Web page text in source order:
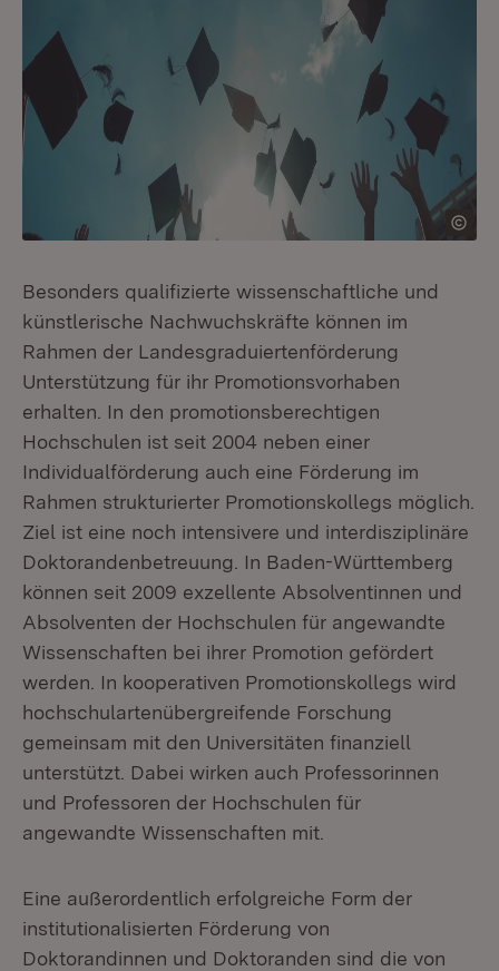
Besonders qualifizierte wissenschaftliche und
künstlerische Nachwuchskräfte können im
Rahmen der Landesgraduiertenförderung
Unterstützung für ihr Promotionsvorhaben
erhalten. In den promotionsberechtigen
Hochschulen ist seit 2004 neben einer
Individualförderung auch eine Förderung im
Rahmen strukturierter Promotionskollegs möglich.
Ziel ist eine noch intensivere und interdisziplinäre
Doktorandenbetreuung. In Baden-Württemberg
können seit 2009 exzellente Absolventinnen und
Absolventen der Hochschulen für angewandte
Wissenschaften bei ihrer Promotion gefördert
werden. In kooperativen Promotionskollegs wird
hochschulartenübergreifende Forschung
gemeinsam mit den Universitäten finanziell
unterstützt. Dabei wirken auch Professorinnen
und Professoren der Hochschulen für
angewandte Wissenschaften mit.
Eine außerordentlich erfolgreiche Form der
institutionalisierten Förderung von
Doktorandinnen und Doktoranden sind die von